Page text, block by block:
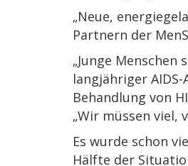
„Neue,
Partnern der
„Junge
langjähriger
Behandlung von
„Wir müssen viel,
Es wurde schon
Hälfte der